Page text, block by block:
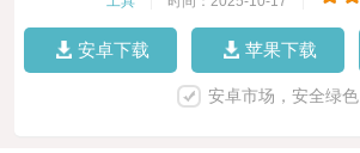
安卓下载 苹果下载
安卓市场，安全绿色